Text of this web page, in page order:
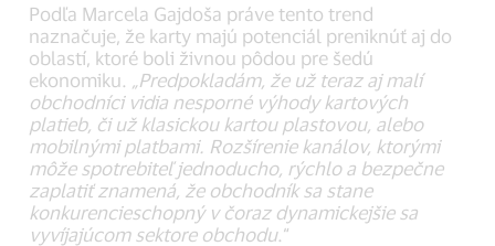
Podľa Marcela Gajdoša práve tento trend
naznačuje, že karty majú potenciál preniknúť aj do
oblastí, ktoré boli živnou pôdou pre šedú
ekonomiku.
„Predpokladám, že už teraz aj malí
obchodníci vidia nesporné výhody kartových
platieb, či už klasickou kartou plastovou, alebo
mobilnými platbami. Rozšírenie kanálov, ktorými
môže spotrebiteľ jednoducho, rýchlo a bezpečne
zaplatiť znamená, že obchodník sa stane
konkurencieschopný v čoraz dynamickejšie sa
vyvíjajúcom sektore obchodu.“